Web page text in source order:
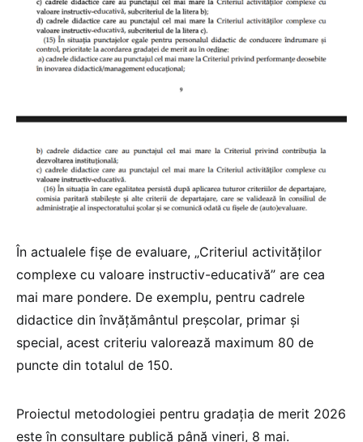
În actualele fișe de evaluare, „Criteriul activităților
complexe cu valoare instructiv-educativă” are cea
mai mare pondere. De exemplu, pentru cadrele
didactice din învățământul preșcolar, primar și
special, acest criteriu valorează maximum 80 de
puncte din totalul de 150.
Proiectul metodologiei pentru gradația de merit 2026
este în consultare publică până vineri, 8 mai.